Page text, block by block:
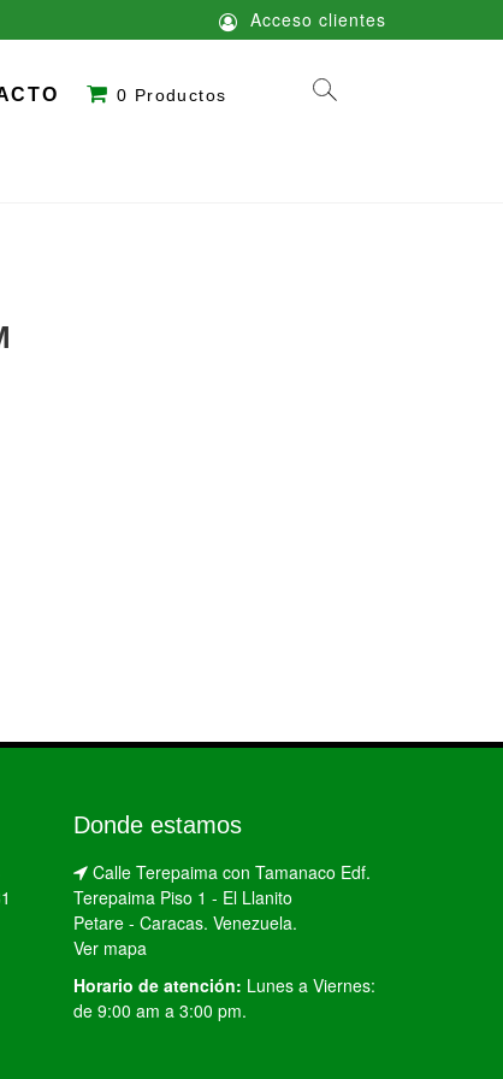
Acceso clientes
0 Productos
Donde estamos
Calle Terepaima con Tamanaco Edf.
Terepaima Piso 1 - El Llanito
Petare - Caracas. Venezuela.
Ver mapa
Horario de atención: Lunes a Viernes:
de 9:00 am a 3:00 pm.